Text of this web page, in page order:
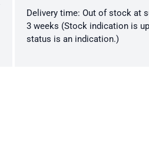
Delivery time: Out of stock at
3 weeks (Stock indication is
status is an indication.)